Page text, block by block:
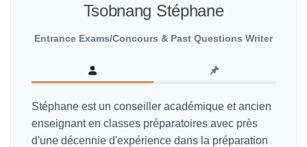
Tsobnang Stéphane
Entrance Exams/Concours & Past Questions Writer
Stéphane est un conseiller académique et ancien
enseignant en classes préparatoires avec près
d'une décennie d'expérience dans la préparation